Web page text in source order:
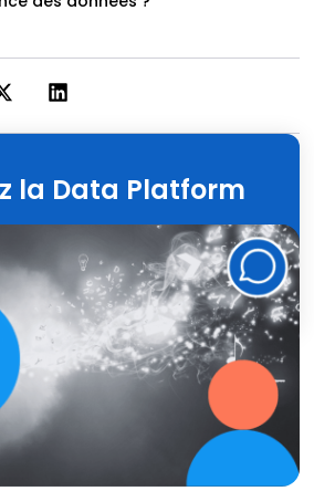
la Data Platform